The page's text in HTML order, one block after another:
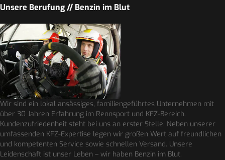
Unsere Berufung // Benzin im Blut
Wir sind ein lokal ansässiges, familiengeführtes Unternehmen mit
über 30 Jahren Erfahrung im Rennsport und KFZ-Bereich.
Kundenzufriedenheit steht bei uns an erster Stelle. Neben unserer
umfassenden KFZ-Expertise legen wir großen Wert auf freundlichen
und kompetenten Service sowie schnellen Versand. Unsere
Leidenschaft ist unser Leben – wir haben Benzin im Blut.